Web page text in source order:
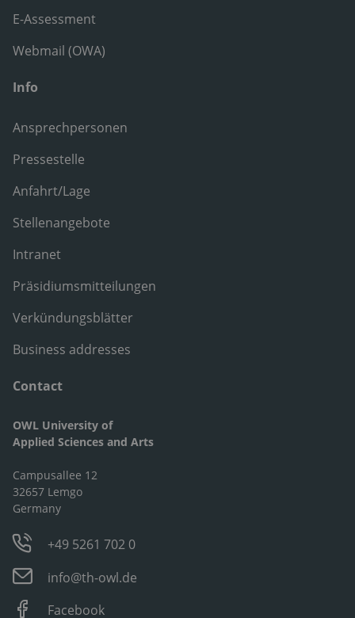
E-Assessment
Webmail (OWA)
Info
Ansprechpersonen
Pressestelle
Anfahrt/Lage
Stellenangebote
Intranet
Präsidiumsmitteilungen
Verkündungsblätter
Business addresses
Contact
OWL University of
Applied Sciences and Arts
Campusallee 12
32657 Lemgo
Germany
+49 5261 702 0
info@th-owl.de
Facebook